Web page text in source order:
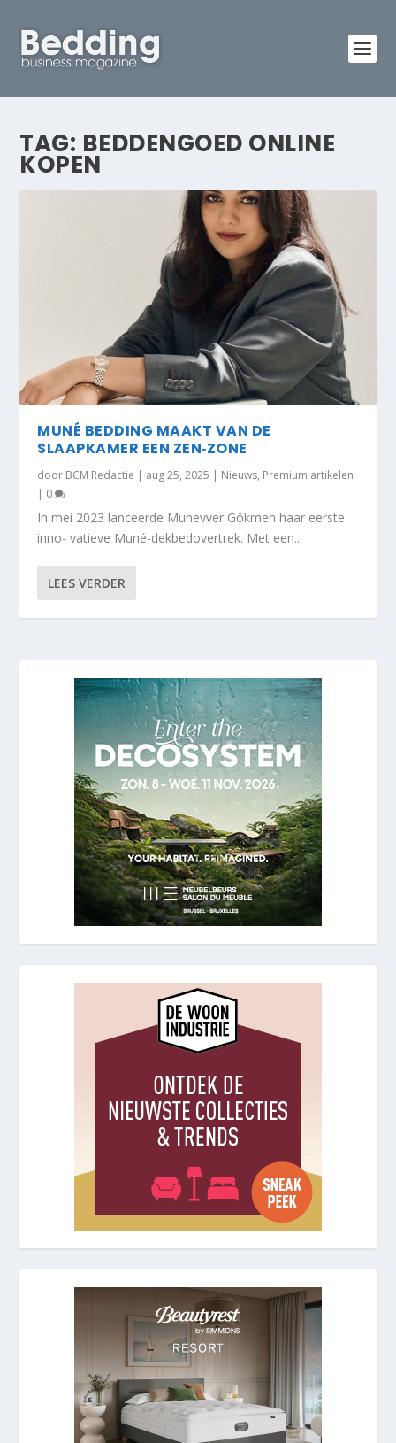
TAG: BEDDENGOED ONLINE
KOPEN
MUNÉ BEDDING MAAKT VAN DE
SLAAPKAMER EEN ZEN‐ZONE
door BCM Redactie | aug 25, 2025 | Nieuws, Premium artikelen
| 0
In mei 2023 lanceerde Munevver Gökmen haar eerste
inno- vatieve Muné-dekbedovertrek. Met een...
LEES VERDER